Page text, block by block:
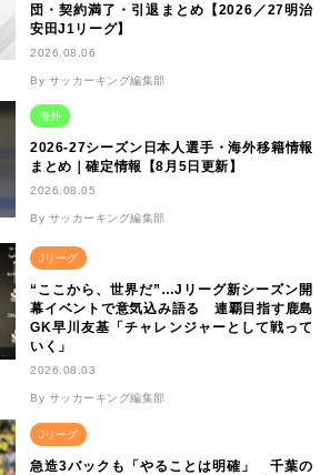
団・契約満了・引退まとめ【2026／27明治
安田J1リーグ】
2026.08.06
By サッカーキング編集部
海外
2026-27シーズン日本人選手・海外移籍情報
まとめ｜確定情報【8月5日更新】
2026.08.05
By サッカーキング編集部
Jリーグ
“ここから、世界だ”…Jリーグ新シーズン開
幕イベントで意気込み語る 連覇目指す鹿島
GK早川友基「チャレンジャーとして戦って
いく」
2026.08.03
By サッカーキング編集部
Jリーグ
急造3バックも「やることは明確」 千葉の